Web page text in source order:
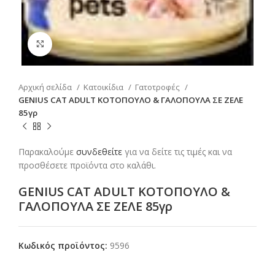
Click to enlarge
Αρχική σελίδα Κατοικίδια
Γατοτροφές
GENIUS CAT ADULT ΚΟΤΟΠΟΥΛΟ & ΓΑΛΟΠΟΥΛΑ ΣΕ ΖΕΛΕ
85γρ
Παρακαλούμε συνδεθείτε για να δείτε τις τιμές και να
προσθέσετε προϊόντα στο καλάθι.
GENIUS CAT ADULT ΚΟΤΟΠΟΥΛΟ &
ΓΑΛΟΠΟΥΛΑ ΣΕ ΖΕΛΕ 85γρ
Κωδικός προϊόντος: 9596